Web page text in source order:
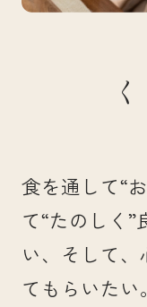
食を通して“
て“たのしく
い、そして、
てもらいた